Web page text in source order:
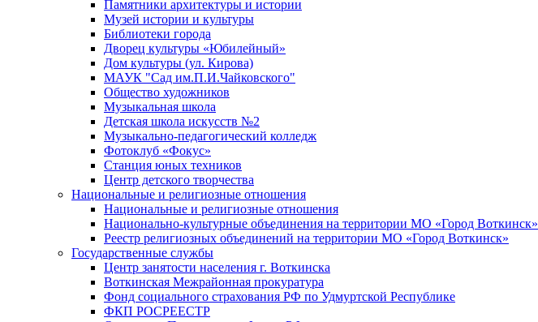
Памятники архитектуры и истории
Музей истории и культуры
Библиотеки города
Дворец культуры «Юбилейный»
Дом культуры (ул. Кирова)
МАУК "Сад им.П.И.Чайковского"
Общество художников
Музыкальная школа
Детская школа искусств №2
Музыкально-педагогический колледж
Фотоклуб «Фокус»
Станция юных техников
Центр детского творчества
Национальные и религиозные отношения
Национальные и религиозные отношения
Национально-культурные объединения на территории МО «Город Воткинск»
Реестр религиозных объединений на территории МО «Город Воткинск»
Государственные службы
Центр занятости населения г. Воткинска
Воткинская Межрайонная прокуратура
Фонд социального страхования РФ по Удмуртской Республике
ФКП РОСРЕЕСТР